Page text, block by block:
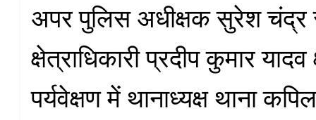
अपर पुलिस अधीक्षक सुरेश चंद्र
क्षेत्राधिकारी प्रदीप कुमार
पर्यवेक्षण में थानाध्यक्ष थाना